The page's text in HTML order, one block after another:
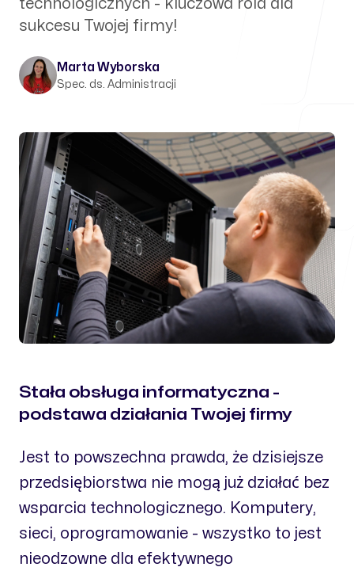
technologicznych - kluczowa rola dla
sukcesu Twojej firmy!
Marta Wyborska
Spec. ds. Administracji
Stała obsługa informatyczna -
podstawa działania Twojej firmy
Jest to powszechna prawda, że dzisiejsze
przedsiębiorstwa nie mogą już działać bez
wsparcia technologicznego. Komputery,
sieci, oprogramowanie - wszystko to jest
nieodzowne dla efektywnego